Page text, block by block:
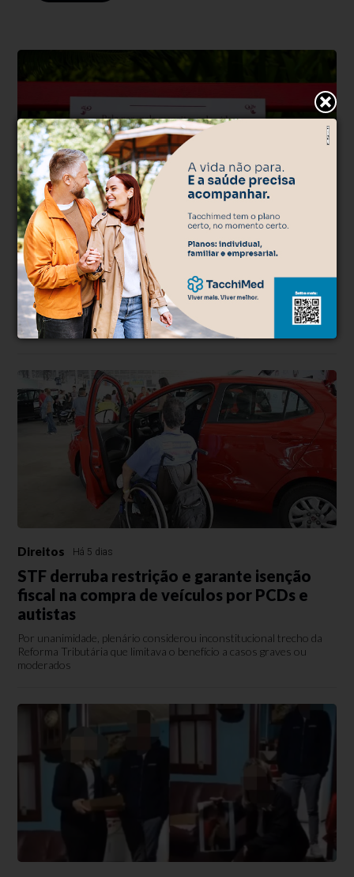
Direito das Mulheres
Protásio Alves inaugura Banco Vermelho
como símbolo no combate à violência
contra a mulher
Instalado em frente à Prefeitura, monumento busca conscientizar a
comunidade e incentivar denúncias pelo Disque 180
Direitos Há 5 dias
STF derruba restrição e garante isenção
fiscal na compra de veículos por PCDs e
autistas
Por unanimidade, plenário considerou inconstitucional trecho da
Reforma Tributária que limitava o benefício a casos graves ou
moderados